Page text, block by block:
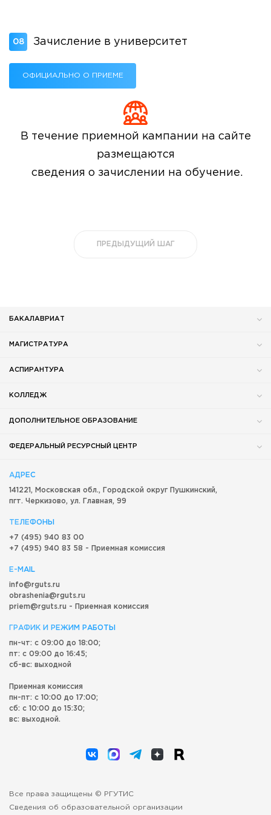
сб: с 10:00 до 15:30;
вс: выходной.
08 Зачисление в университет
ОФИЦИАЛЬНО О ПРИЕМЕ
В течениe приемной кампании на сайте
размещаются
сведения о зачислении на обучение.
ПРЕДЫДУЩИЙ ШАГ
БАКАЛАВРИАТ
МАГИСТРАТУРА
АСПИРАНТУРА
КОЛЛЕДЖ
ДОПОЛНИТЕЛЬНОЕ ОБРАЗОВАНИЕ
ФЕДЕРАЛЬНЫЙ РЕСУРСНЫЙ ЦЕНТР
АДРЕС
141221, Московская обл., Городской округ Пушкинский,
пгт. Черкизово, ул. Главная, 99
ТЕЛЕФОНЫ
+7 (495) 940 83 00
+7 (495) 940 83 58 - Приемная комиссия
E-MAIL
info@rguts.ru
obrashenia@rguts.ru
priem@rguts.ru - Приемная комиссия
ГРАФИК И РЕЖИМ РАБОТЫ
пн-чт: с 09:00 до 18:00;
пт: с 09:00 до 16:45;
сб-вс: выходной
Приемная комиссия
пн-пт: с 10:00 до 17:00;
сб: с 10:00 до 15:30;
вс: выходной.
Все права защищены © РГУТИС
Сведения об образовательной организации